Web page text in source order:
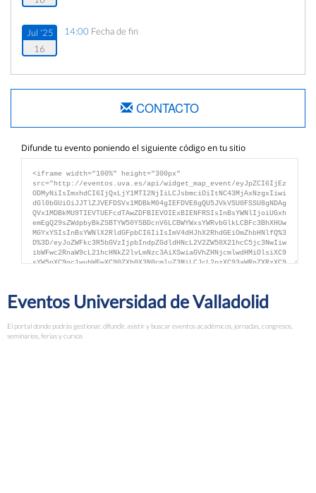
Jul '25
16
14:00 Fecha de fin
CONTACTO
Difunde tu evento poniendo el siguiente código en tu sitio
Eventos Universidad de Valladolid
El portal donde podrás gestionar, difundir, asistir y buscar eventos académicos, jornadas, congresos,
seminarios, ferias y cursos